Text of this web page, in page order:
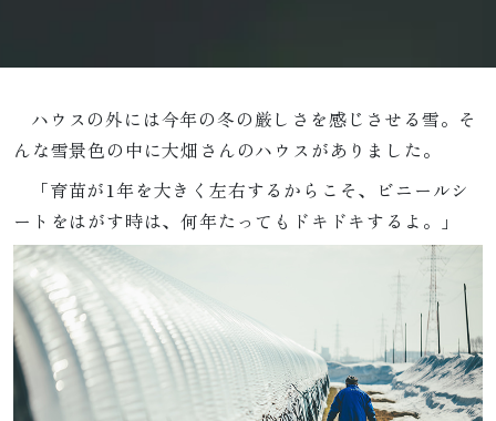
ハウスの外には今年の冬の厳しさを感じさせる雪。そ
んな雪景色の中に大畑さんのハウスがありました。
「育苗が1年を大きく左右するからこそ、ビニールシ
ートをはがす時は、何年たってもドキドキするよ。」